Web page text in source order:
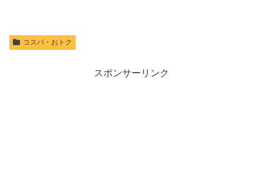
コスパ・おトク
スポンサーリンク